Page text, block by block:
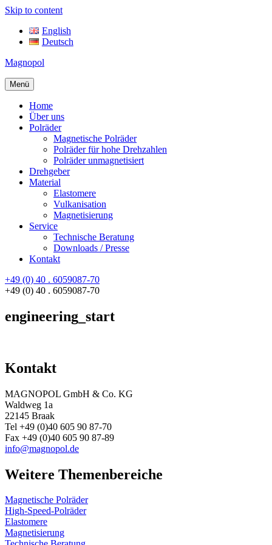
Skip to content
English
Deutsch
Magnopol
Menü
Home
Über uns
Polräder
Magnetische Polräder
Polräder für hohe Drehzahlen
Polräder unmagnetisiert
Drehgeber
Material
Elastomere
Vulkanisation
Magnetisierung
Service
Technische Beratung
Downloads / Presse
Kontakt
+49 (0) 40 . 6059087-70
+49 (0) 40 . 6059087-70
engineering_start
Kontakt
MAGNOPOL GmbH & Co. KG
Waldweg 1a
22145 Braak
Tel +49 (0)40 605 90 87-70
Fax +49 (0)40 605 90 87-89
info@magnopol.de
Weitere Themenbereiche
Magnetische Polräder
High-Speed-Polräder
Elastomere
Magnetisierung